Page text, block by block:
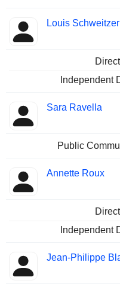
Louis Schweitzer
Independent
Sara Ravella
Public
Annette Roux
Independent
Jean-Philippe